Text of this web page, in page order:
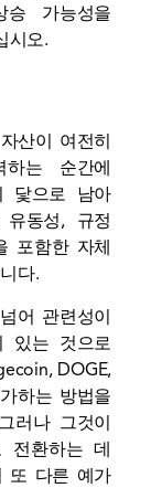
가능성을
시오.
산이 여전히
는 순간에
닻으로 남아
동성, 규정
포함한 자체
다.
어 관련성이
있는 것으로
DOGE,
하는 방법을
러나 그것이
전환하는 데
또 다른 예가